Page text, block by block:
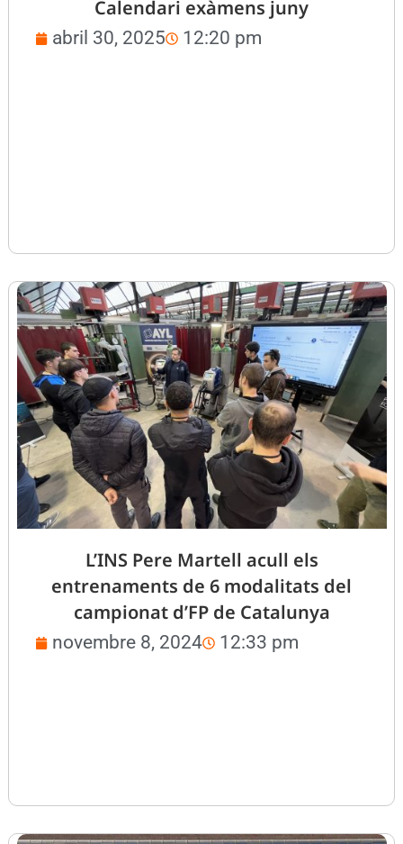
Calendari exàmens juny
abril 30, 2025 12:20 pm
L’INS Pere Martell acull els
entrenaments de 6 modalitats del
campionat d’FP de Catalunya
novembre 8, 2024 12:33 pm